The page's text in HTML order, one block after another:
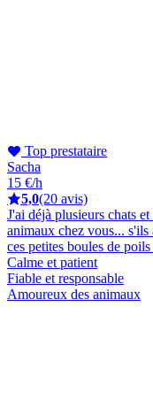
Top prestataire
Sacha
15 €/h
5,0(20 avis)
J'ai déjà plusieurs chats
animaux chez vous... s'ils
ces petites boules de
Calme et patient
Fiable et responsable
Amoureux des animaux